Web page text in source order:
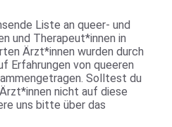
Liste an queer- und
und Therapeut*innen in
Ärzt*innen wurden durch
Erfahrungen von queeren
Solltest du
nicht auf diese
uns bitte über das